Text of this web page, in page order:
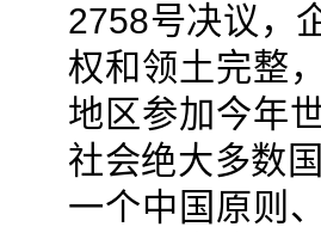
2758号决议，
权和领土完整
地区参加今年
社会绝大多数
一个中国原则